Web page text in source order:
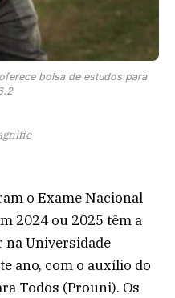
bolsa de estudos para
o Exame Nacional
2024 ou 2025 têm a
na Universidade
ano, com o auxílio do
Todos (Prouni). Os